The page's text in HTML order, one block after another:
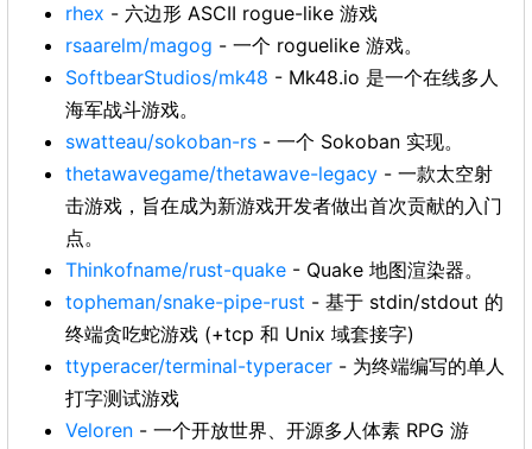
rhex - 六边形 ASCII rogue-like 游戏
rsaarelm/magog - 一个 roguelike 游戏。
SoftbearStudios/mk48 - Mk48.io 是一个在线多人
海军战斗游戏。
swatteau/sokoban-rs - 一个 Sokoban 实现。
thetawavegame/thetawave-legacy - 一款太空射
击游戏，旨在成为新游戏开发者做出首次贡献的入门
点。
Thinkofname/rust-quake - Quake 地图渲染器。
topheman/snake-pipe-rust - 基于 stdin/stdout 的
终端贪吃蛇游戏 (+tcp 和 Unix 域套接字)
ttyperacer/terminal-typeracer - 为终端编写的单人
打字测试游戏
Veloren - 一个开放世界、开源多人体素 RPG 游